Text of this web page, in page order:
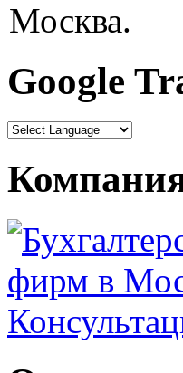
Google
Компания